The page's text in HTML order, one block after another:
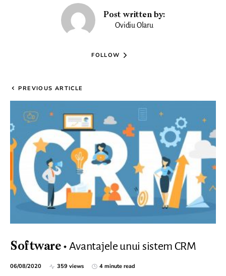
Post written by:
Ovidiu Olaru
FOLLOW
PREVIOUS ARTICLE
Software Avantajele unui sistem CRM
06/08/2020 359 views 4 minute read